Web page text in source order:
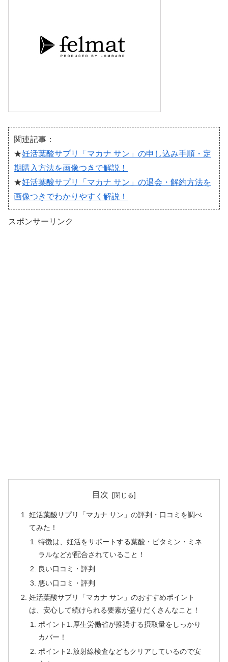
関連記事：
★妊活葉酸サプリ「マカナ サン」の申し込み手順・定
期購入方法を画像つきで解説！
★妊活葉酸サプリ「マカナ サン」の退会・解約方法を
画像つきでわかりやすく解説！
スポンサーリンク
目次
妊活葉酸サプリ「マカナ サン」の評判・口コミを調べ
てみた！
特徴は、妊活をサポートする葉酸・ビタミン・ミネ
ラルなどが配合されていること！
良い口コミ・評判
悪い口コミ・評判
妊活葉酸サプリ「マカナ サン」のおすすめポイント
は、安心して続けられる要素が盛りだくさんなこと！
ポイント1.厚生労働省が推奨する摂取量をしっかり
カバー！
ポイント2.放射線検査などもクリアしているので安